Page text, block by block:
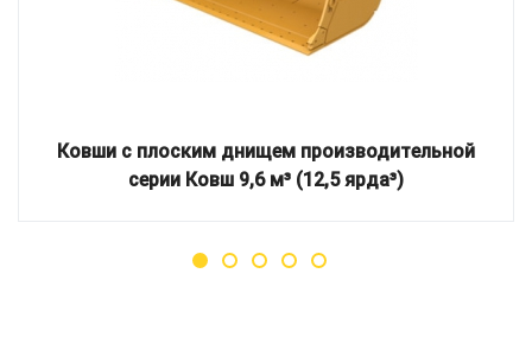
Ковши с плоским днищем производительной
серии Ковш 9,6 м³ (12,5 ярда³)